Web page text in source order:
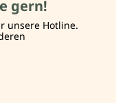
gern!
unsere Hotline.